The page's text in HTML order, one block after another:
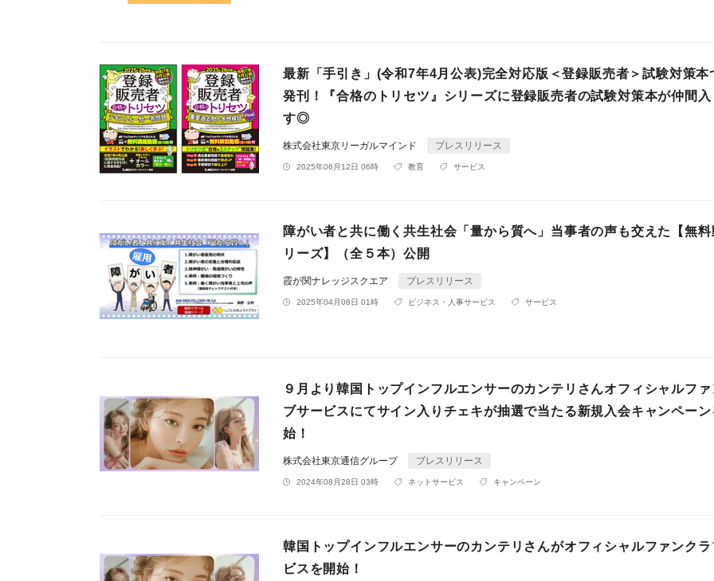
最新「手引き」(令和7年4月公表)完全対応版＜登録販売者＞試験対策本
発刊！『合格のトリセツ』シリーズに登録販売者の試験対策本が仲間
す◎
株式会社東京リーガルマインド プレスリリース
2025年06月12日 06時 教育 サービス
障がい者と共に働く共生社会「量から質へ」当事者の声も交えた【無
リーズ】（全５本）公開
霞が関ナレッジスクエア プレスリリース
2025年04月08日 01時 ビジネス・人事サービス サービス
９月より韓国トップインフルエンサーのカンテリさんオフィシャルフ
ブサービスにてサイン入りチェキが抽選で当たる新規入会キャンペーン
始！
株式会社東京通信グループ プレスリリース
2024年08月28日 03時 ネットサービス キャンペーン
韓国トップインフルエンサーのカンテリさんがオフィシャルファンク
ビスを開始！